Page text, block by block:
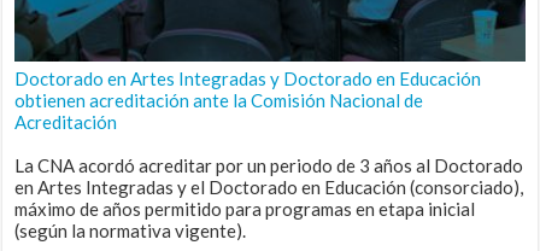
Doctorado en Artes Integradas y Doctorado en Educación
obtienen acreditación ante la Comisión Nacional de
Acreditación
La CNA acordó acreditar por un periodo de 3 años al Doctorado
en Artes Integradas y el Doctorado en Educación (consorciado),
máximo de años permitido para programas en etapa inicial
(según la normativa vigente).